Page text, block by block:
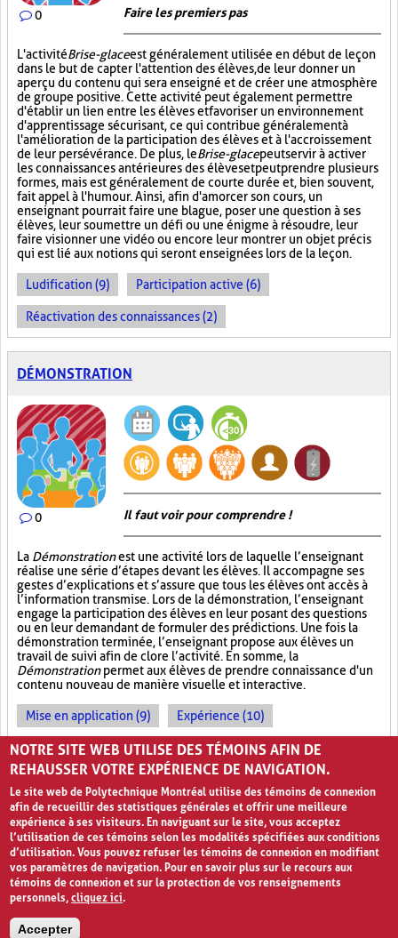
0 Faire les premiers pas
L'activitéBrise-glaceest généralement utilisée en début de leçon
dans le but de capter l'attention des élèves, de leur donner un
aperçu du contenu qui sera enseigné et de créer une atmosphère
de groupe positive. Cette activité peut également permettre
d'établir un lien entre les élèves et favoriser un environnement
d'apprentissage sécurisant, ce qui contribue généralement à
l'amélioration de la participation des élèves et à l'accroissement
de leur persévérance. De plus, leBrise-glacepeut servir à activer
les connaissances antérieures des élèves et peut prendre plusieurs
formes, mais est généralement de courte durée et, bien souvent,
fait appel à l'humour. Ainsi, afin d'amorcer son cours, un
enseignant pourrait faire une blague, poser une question à ses
élèves, leur soumettre un défi ou une énigme à résoudre, leur
faire visionner une vidéo ou encore leur montrer un objet précis
qui est lié aux notions qui seront enseignées lors de la leçon.
Ludification (9) Participation active (6)
Réactivation des connaissances (2)
DÉMONSTRATION
0 Il faut voir pour comprendre !
La Démonstrationest une activité lors de laquelle l’enseignant
réalise une série d’étapes devant les élèves. Il accompagne ses
gestes d’explications et s’assure que tous les élèves ont accès à
l’information transmise. Lors de la démonstration, l’enseignant
engage la participation des élèves en leur posant des questions
ou en leur demandant de formuler des prédictions. Une fois la
démonstration terminée, l’enseignant propose aux élèves un
travail de suivi afin de clore l’activité. En somme, la
Démonstrationpermet aux élèves de prendre connaissance d'un
contenu nouveau de manière visuelle et interactive.
Mise en application (9) Expérience (10)
Observations (4)
NOTRE SITE WEB UTILISE DES TÉMOINS AFIN DE
REHAUSSER VOTRE EXPÉRIENCE DE NAVIGATION.
Le site web de Polytechnique Montréal utilise des témoins de connexion
afin de recueillir des statistiques générales et offrir une meilleure
expérience à ses visiteurs. En naviguant sur le site, vous acceptez
l’utilisation de ces témoins selon les modalités spécifiées aux conditions
d’utilisation. Vous pouvez refuser les témoins de connexion en modifiant
vos paramètres de navigation. Pour en savoir plus sur le recours aux
témoins de connexion et sur la protection de vos renseignements
personnels,cliquez ici.
Accepter